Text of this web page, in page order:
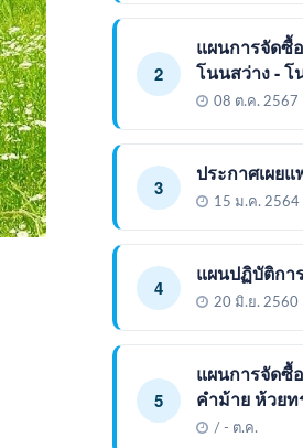
2
แผนการจัดซื้
โนนสว่าง - โ
08 ต.ค. 2567
3
ประกาศเผย
15 ม.ค. 2564
4
แผนปฏิบัติกา
20 มิ.ย. 2560
5
แผนการจัดซื้
คำม้าย ห้วย
/ - ต.ค.